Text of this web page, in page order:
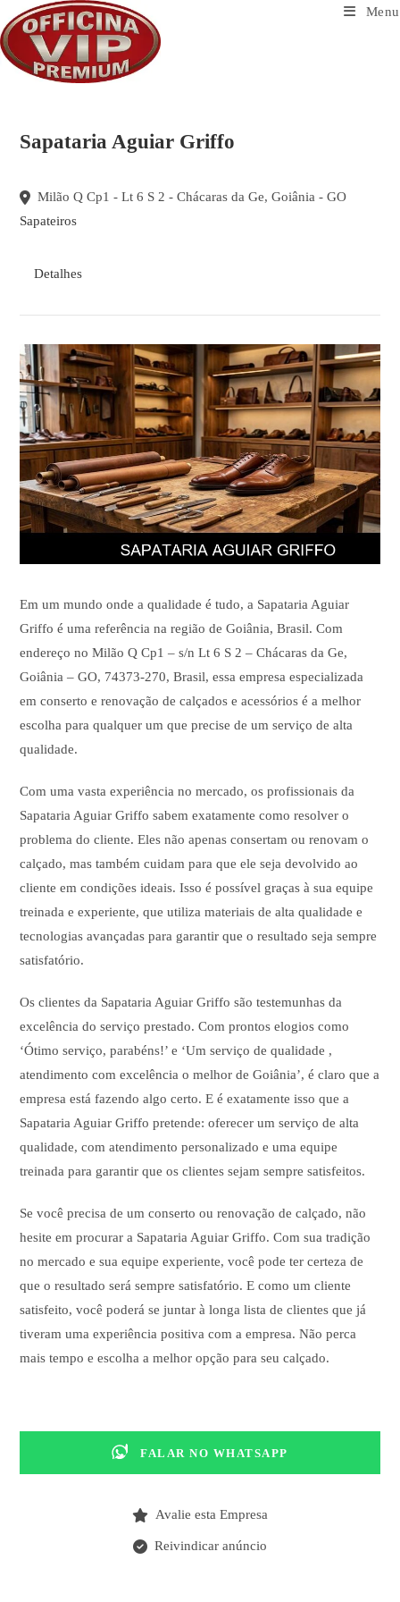
para
o
conteúdo
Menu
Sapataria Aguiar Griffo
Milão Q Cp1 - Lt 6 S 2 - Chácaras da Ge, Goiânia - GO
Sapateiros
Detalhes
Em um mundo onde a qualidade é tudo, a Sapataria Aguiar
Griffo é uma referência na região de Goiânia, Brasil. Com
endereço no Milão Q Cp1 – s/n Lt 6 S 2 – Chácaras da Ge,
Goiânia – GO, 74373-270, Brasil, essa empresa especializada
em conserto e renovação de calçados e acessórios é a melhor
escolha para qualquer um que precise de um serviço de alta
qualidade.
Com uma vasta experiência no mercado, os profissionais da
Sapataria Aguiar Griffo sabem exatamente como resolver o
problema do cliente. Eles não apenas consertam ou renovam o
calçado, mas também cuidam para que ele seja devolvido ao
cliente em condições ideais. Isso é possível graças à sua equipe
treinada e experiente, que utiliza materiais de alta qualidade e
tecnologias avançadas para garantir que o resultado seja sempre
satisfatório.
Os clientes da Sapataria Aguiar Griffo são testemunhas da
excelência do serviço prestado. Com prontos elogios como
‘Ótimo serviço, parabéns!’ e ‘Um serviço de qualidade ,
atendimento com excelência o melhor de Goiânia’, é claro que a
empresa está fazendo algo certo. E é exatamente isso que a
Sapataria Aguiar Griffo pretende: oferecer um serviço de alta
qualidade, com atendimento personalizado e uma equipe
treinada para garantir que os clientes sejam sempre satisfeitos.
Se você precisa de um conserto ou renovação de calçado, não
hesite em procurar a Sapataria Aguiar Griffo. Com sua tradição
no mercado e sua equipe experiente, você pode ter certeza de
que o resultado será sempre satisfatório. E como um cliente
satisfeito, você poderá se juntar à longa lista de clientes que já
tiveram uma experiência positiva com a empresa. Não perca
mais tempo e escolha a melhor opção para seu calçado.
FALAR NO WHATSAPP
Avalie esta Empresa
Reivindicar anúncio